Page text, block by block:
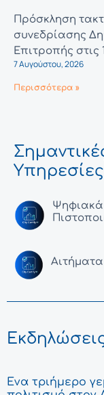
Πρόσκληση
συνεδρίασης
Επιτροπής στις
7 Αυγούστου, 2026
Περισσότερα »
Υπηρεσίες
Ψηφιακά
Ένα τριήμερο